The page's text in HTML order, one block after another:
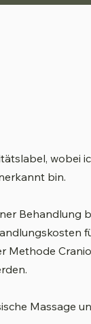
wobei
bin.
Behandlung
Methode
Massage